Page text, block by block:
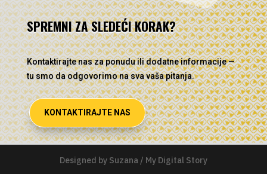
SPREMNI ZA SLEDEĆI KORAK?
Kontaktirajte nas za ponudu ili dodatne informacije —
tu smo da odgovorimo na sva vaša pitanja.
KONTAKTIRAJTE NAS
Designed by Suzana / My Digital Story